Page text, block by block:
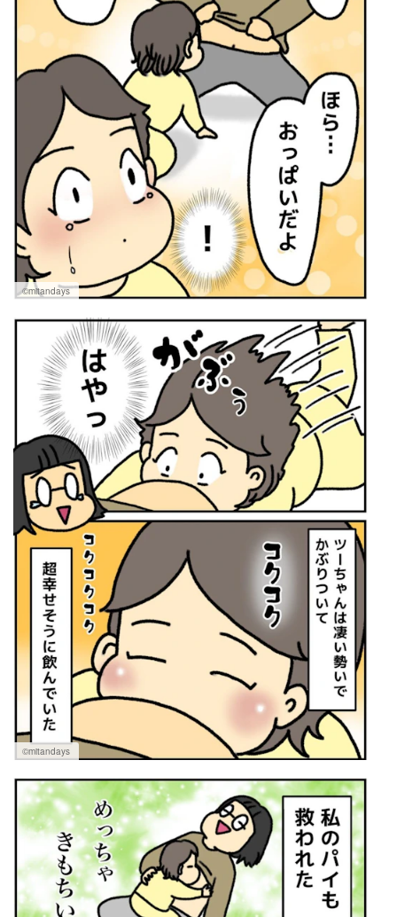
©mitandays
©mitandays